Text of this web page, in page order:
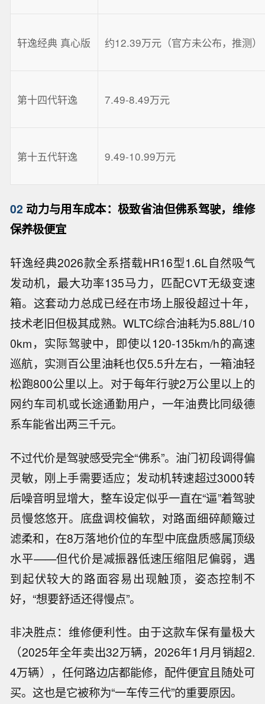
轩逸经典 真心版 约12.39万元（官方未公布，推测）
第十四代轩逸 7.49-8.49万元
第十五代轩逸 9.49-10.99万元
02 动力与用车成本：极致省油但佛系驾驶，维修
保养极便宜
轩逸经典2026款全系搭载HR16型1.6L自然吸气
发动机，最大功率135马力，匹配CVT无级变速
箱。这套动力总成已经在市场上服役超过十年，
技术老旧但极其成熟。WLTC综合油耗为5.88L/10
0km，实际驾驶中，即使以120-135km/h的高速
巡航，实测百公里油耗也仅5.5升左右，一箱油轻
松跑800公里以上。对于每年行驶2万公里以上的
网约车司机或长途通勤用户，一年油费比同级德
系车能省出两三千元。
不过代价是驾驶感受完全“佛系”。油门初段调得偏
灵敏，刚上手需要适应；发动机转速超过3000转
后噪音明显增大，整车设定似乎一直在“逼”着驾驶
员慢悠悠开。底盘调校偏软，对路面细碎颠簸过
滤柔和，在8万落地价位的车型中底盘质感属顶级
水平——但代价是减振器低速压缩阻尼偏弱，遇
到起伏较大的路面容易出现触顶，姿态控制不
好，“想要舒适还得慢点”。
非决胜点：维修便利性。由于这款车保有量极大
（2025年全年卖出32万辆，2026年1月月销超2.
4万辆），任何路边店都能修，配件便宜且随处可
买。这也是它被称为“一车传三代”的重要原因。